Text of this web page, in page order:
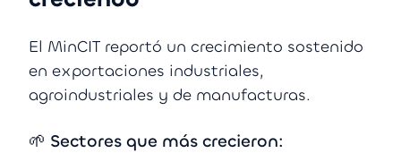
El MinCIT reportó un crecimiento sostenido
en exportaciones industriales,
agroindustriales y de manufacturas.
🌱 Sectores que más crecieron: